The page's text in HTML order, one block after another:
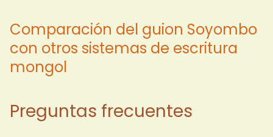
Comparación del guion Soyombo
con otros sistemas de escritura
mongol
Preguntas frecuentes